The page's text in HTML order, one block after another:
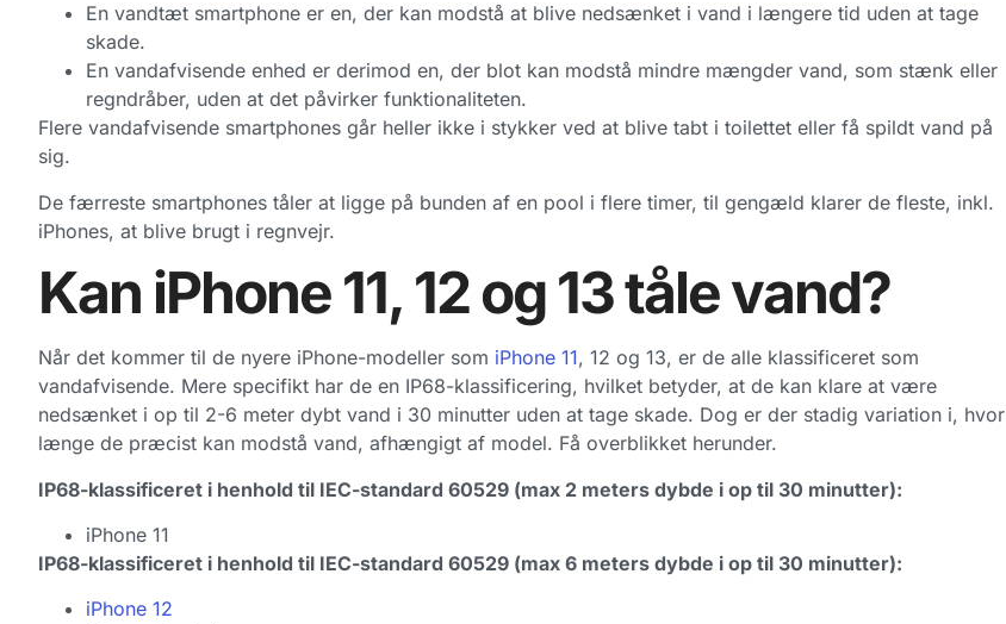
En vandtæt smartphone er en, der kan modstå at blive nedsænket i vand i længere tid uden at tage
skade.
En vandafvisende enhed er derimod en, der blot kan modstå mindre mængder vand, som stænk eller
regndråber, uden at det påvirker funktionaliteten.
Flere vandafvisende smartphones går heller ikke i stykker ved at blive tabt i toilettet eller få spildt vand på
sig.
De færreste smartphones tåler at ligge på bunden af en pool i flere timer, til gengæld klarer de fleste, inkl.
iPhones, at blive brugt i regnvejr.
Kan iPhone 11, 12 og 13 tåle vand?
Når det kommer til de nyere iPhone-modeller som iPhone 11, 12 og 13, er de alle klassificeret som
vandafvisende. Mere specifikt har de en IP68-klassificering, hvilket betyder, at de kan klare at være
nedsænket i op til 2-6 meter dybt vand i 30 minutter uden at tage skade. Dog er der stadig variation i, hvor
længe de præcist kan modstå vand, afhængigt af model. Få overblikket herunder.
IP68-klassificeret i henhold til IEC-standard 60529 (max 2 meters dybde i op til 30 minutter):
iPhone 11
IP68-klassificeret i henhold til IEC-standard 60529 (max 6 meters dybde i op til 30 minutter):
iPhone 12